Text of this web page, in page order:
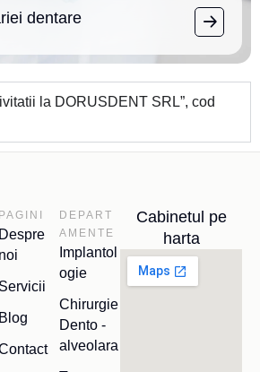
dentare
la DORUSDENT SRL”, cod
PAGINI
Despre
noi
Servicii
Blog
DEPART
AMENTE
Implantol
ogie
Chirurgie
Dento -
alveolara
Cabinetul pe
harta